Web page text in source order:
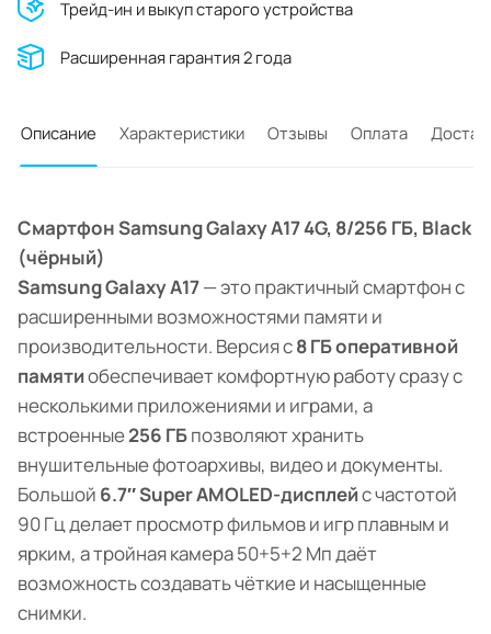
Трейд-ин и выкуп старого устройства
Расширенная гарантия 2 года
Описание Характеристики Отзывы Оплата
Смартфон Samsung Galaxy A17 4G, 8/256 ГБ, Black
(чёрный)
Samsung Galaxy A17— это практичный смартфон с
расширенными возможностями памяти и
производительности. Версия с8 ГБ оперативной
памятиобеспечивает комфортную работу сразу с
несколькими приложениями и играми, а
встроенные256 ГБпозволяют хранить
внушительные фотоархивы, видео и документы.
Большой 6.7″ Super AMOLED-дисплейс частотой
90 Гц делает просмотр фильмов и игр плавным и
ярким, а тройная камера 50+5+2 Мп даёт
возможность создавать чёткие и насыщенные
снимки.